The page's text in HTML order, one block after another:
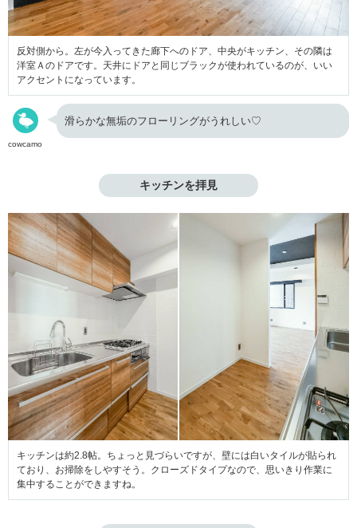
反対側から。左が今入ってきた廊下へのドア、中央がキッチン、その隣は
洋室Ａのドアです。天井にドアと同じブラックが使われているのが、いい
アクセントになっています。
cowcamo
滑らかな無垢のフローリングがうれしい♡
キッチンを拝見
キッチンは約2.8帖。ちょっと見づらいですが、壁には白いタイルが貼られ
ており、お掃除をしやすそう。クローズドタイプなので、思いきり作業に
集中することができますね。